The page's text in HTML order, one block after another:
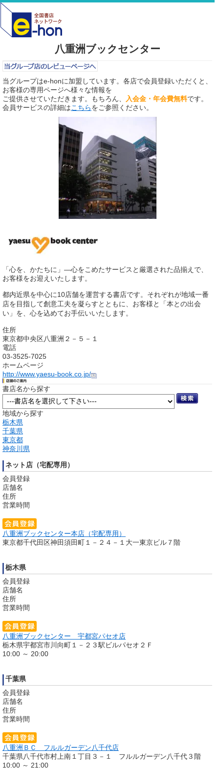
八重洲ブックセンター
当グループはe-honに加盟しています。各店で会員登録いただくと、
お客様の専用ページへ様々な情報を
ご提供させていただきます。もちろん、
入会金・年会費無料です。
会員サービスの詳細はこちらをご参照ください。
「心を、かたちに」―心をこめたサービスと厳選された品揃えで、
お客様をお迎えいたします。
都内近県を中心に10店舗を運営する書店です。それぞれが地域一番
店を目指して創意工夫を凝らすとともに、お客様と「本との出会
い」を、心を込めてお手伝いいたします。
住所
東京都中央区八重洲２－５－１
電話
03-3525-7025
ホームページ
http://www.yaesu-book.co.jp/
書店名から探す
地域から探す
栃木県
千葉県
東京都
神奈川県
ネット店（宅配専用）
会員登録
店舗名
住所
営業時間
八重洲ブックセンター本店（宅配専用）
東京都千代田区神田須田町１－２４－１大一東京ビル７階
栃木県
会員登録
店舗名
住所
営業時間
八重洲ブックセンター 宇都宮パセオ店
栃木県宇都宮市川向町１－２３駅ビルパセオ２Ｆ
10:00 ～ 20:00
千葉県
会員登録
店舗名
住所
営業時間
八重洲ＢＣ フルルガーデン八千代店
千葉県八千代市村上南１丁目３－１ フルルガーデン八千代３階
10:00 ～ 21:00